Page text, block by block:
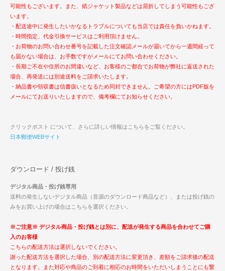
可能性もございます。また、紙ジャケット製品などは屈折してしまう可能性もござ
います。
・配送途中に発生したいかなるトラブルについても当店では責任を負いかねます。
・時間指定、代金引換サービスはご利用頂けません。
・お荷物のお問い合わせ番号を記載した注文確認メールが届いてから一週間経って
も届かない場合は、お手数ですがメールにてお問い合わせください。
・長期ご不在や住所のお間違いなど、お客様のご都合でお荷物が弊社に返送された
場合、再発送には別途送料をご請求いたします。
・納品書や領収書は信書扱いとなるため同封できません。ご希望の方にはPDF版を
メールにてお送りいたしますので、備考欄にてお知らせください。
クリックポスト について、さらに詳しい情報はこちらをご覧ください。
日本郵便WEBサイト
ダウンロード / 投げ銭
デジタル商品・投げ銭専用
送料の発生しないデジタル商品（音源のダウンロード商品など）、または投げ銭の
みをお買い上げの場合はこちらを選択ください。
※ご注意※ デジタル商品・投げ銭とは別に、配送が発生する商品を合わせてご購
入のお客様
こちらの配送方法は選択しないでください。
謝った配送方法を選択した場合、別の配送方法に変更頂き、差額をご請求後の配送
となります。また対応や商品のご到着に相応のお時間をいただいしまうことにも繋